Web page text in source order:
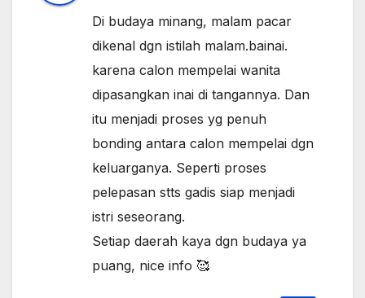
Di budaya minang, malam pacar
dikenal dgn istilah malam.bainai.
karena calon mempelai wanita
dipasangkan inai di tangannya. Dan
itu menjadi proses yg penuh
bonding antara calon mempelai dgn
keluarganya. Seperti proses
pelepasan stts gadis siap menjadi
istri seseorang.
Setiap daerah kaya dgn budaya ya
puang, nice info 🥰